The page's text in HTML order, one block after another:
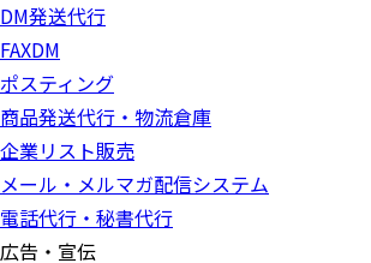
DM発送代行
FAXDM
ポスティング
商品発送代行・物流倉庫
企業リスト販売
メール・メルマガ配信システム
電話代行・秘書代行
広告・宣伝